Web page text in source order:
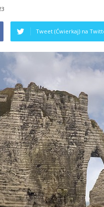
Tweet (Ćwierkaj) na